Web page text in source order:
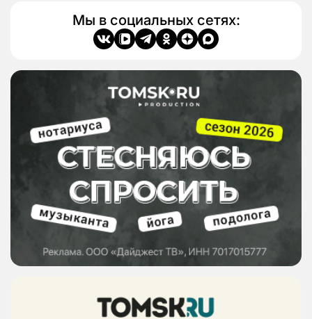
Мы в социальных сетях: